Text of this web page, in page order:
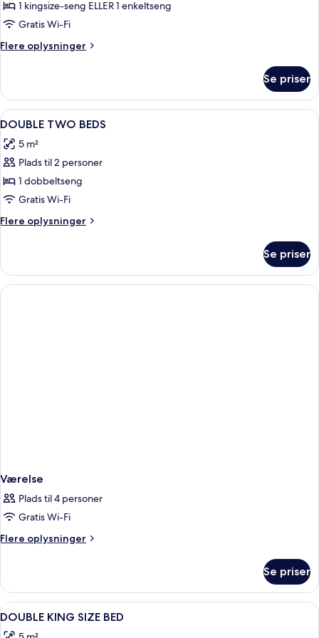
Familieværelse
1 kingsize-seng ELLER 1 enkeltseng
Gratis Wi-Fi
Flere oplysninger
Flere
Se priser
Indlæs
alle
billeder
af
DOUBLE
TWO
BEDS
Dundyner, pengeskab på værelset,
8
DOUBLE TWO BEDS
5 m²
Plads til 2 personer
1 dobbeltseng
Gratis Wi-Fi
Flere oplysninger
Flere
TWO
BEDS
Se priser
Værelse
Plads til 4 personer
Gratis Wi-Fi
Flere oplysninger
Flere
Se priser
Indlæs
alle
Dundyner, pengeskab på værelset,
8
DOUBLE KING SIZE BED